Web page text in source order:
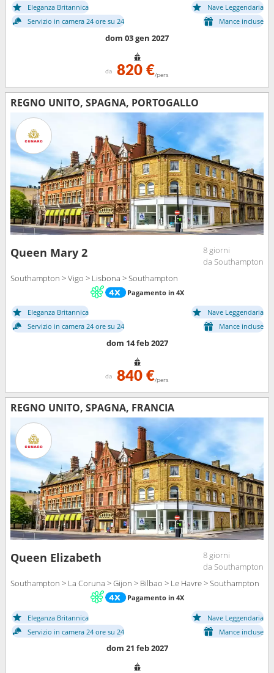
Eleganza Britannica
Nave Leggendaria
Servizio in camera 24 ore su 24
Mance incluse
dom 03 gen 2027
da 820 €/pers
REGNO UNITO, SPAGNA, PORTOGALLO
Queen Mary 2
8 giorni
da Southampton
Southampton > Vigo > Lisbona > Southampton
Pagamento in 4X
Eleganza Britannica
Nave Leggendaria
Servizio in camera 24 ore su 24
Mance incluse
dom 14 feb 2027
da 840 €/pers
REGNO UNITO, SPAGNA, FRANCIA
Queen Elizabeth
8 giorni
da Southampton
Southampton > La Coruna > Gijon > Bilbao > Le Havre > Southampton
Pagamento in 4X
Eleganza Britannica
Nave Leggendaria
Servizio in camera 24 ore su 24
Mance incluse
dom 21 feb 2027